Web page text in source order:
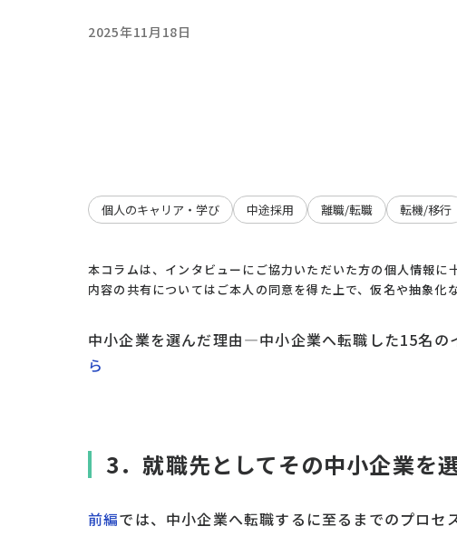
2025年11月18日
個人のキャリア・学び 中途採用 離職/転職 転機/移行
本コラムは、インタビューにご協力いただいた方の個人情報に
内容の共有についてはご本人の同意を得た上で、仮名や抽象化
中小企業を選んだ理由―中小企業へ転職した15名
ら
3．就職先としてその中小企業を
前編では、中小企業へ転職するに至るまでのプロ